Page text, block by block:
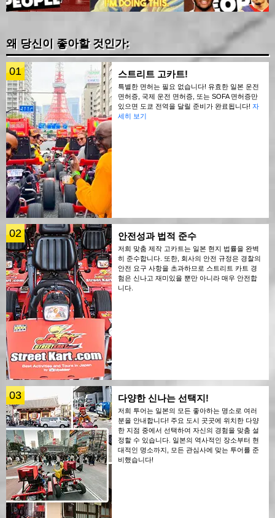
왜 당신이 좋아할 것인가:
01 스트리트 고카트!
특별한 면허는 필요 없습니다! 유효한 일본 운전
면허증, 국제 운전 면허증, 또는 SOFA 면허증만
있으면 도쿄 전역을 달릴 준비가 완료됩니다! 자
세히 보기
02 안전성과 법적 준수
저희 맞춤 제작 고카트는 일본 현지 법률을 완벽
히 준수합니다. 또한, 회사의 안전 규정은 경찰의
안전 요구 사항을 초과하므로 스트리트 카트 경
험은 신나고 재미있을 뿐만 아니라 매우 안전합
니다.
03 다양한 신나는 선택지!
저희 투어는 일본의 모든 좋아하는 명소로 여러
분을 안내합니다! 주요 도시 곳곳에 위치한 다양
한 지점 중에서 선택하여 자신의 경험을 맞춤 설
정할 수 있습니다. 일본의 역사적인 장소부터 현
대적인 명소까지, 모든 관심사에 맞는 투어를 준
비했습니다!